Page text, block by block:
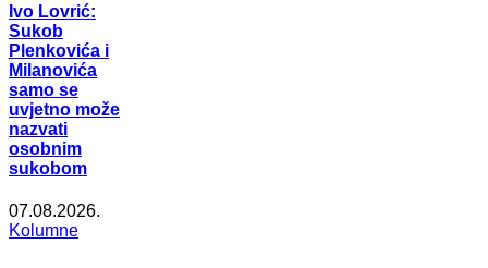
Ivo Lovrić:
Sukob
Plenkovića i
Milanovića
samo se
uvjetno može
nazvati
osobnim
sukobom
07.08.2026.
Kolumne